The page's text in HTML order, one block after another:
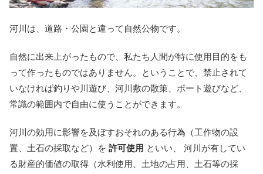
河川は、道路・公園と違って自然公物です。
自然に出来上がったもので、私たち人間が特に使用目的をも
って作ったものではありません。ということで、禁止されて
いなければ釣りや川遊び、河川敷の散策、ボート遊びなど、
常識の範囲内で自由に使うことができます。
河川の効用に影響を及ぼすおそれのある行為（工作物の設
置、土石の採取など）を 許可使用 といい、 河川が有してい
る財産的価値の取得（水利使用、土地の占用、土石等の採